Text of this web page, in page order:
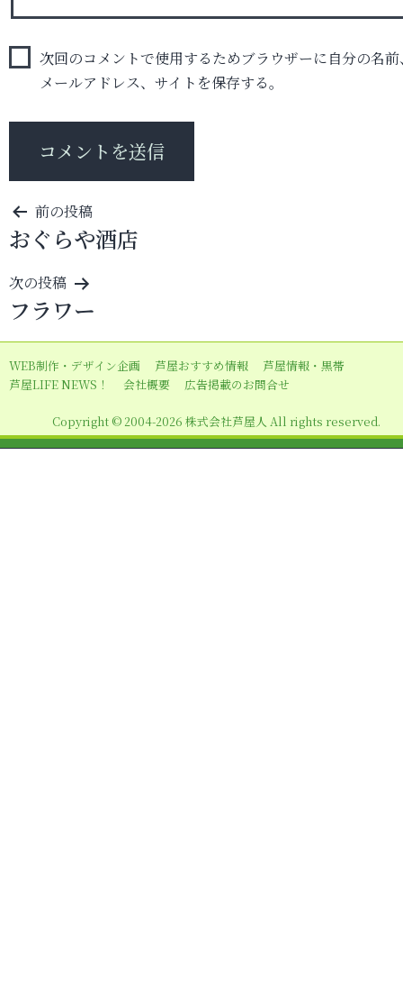
次回のコメントで使用するためブラウザーに自分の名前
メールアドレス、サイトを保存する。
投
稿
ナ
ビ
ゲ
ー
シ
ン
前の投稿
おぐらや酒店
次の投稿
フラワー
WEB制作・デザイン企画 芦屋おすすめ情報
芦屋情報・黒帯
芦屋LIFE NEWS！
会社概要 広告掲載のお問合せ
Copyright © 2004-2026 株式会社芦屋人 All rights reserved.